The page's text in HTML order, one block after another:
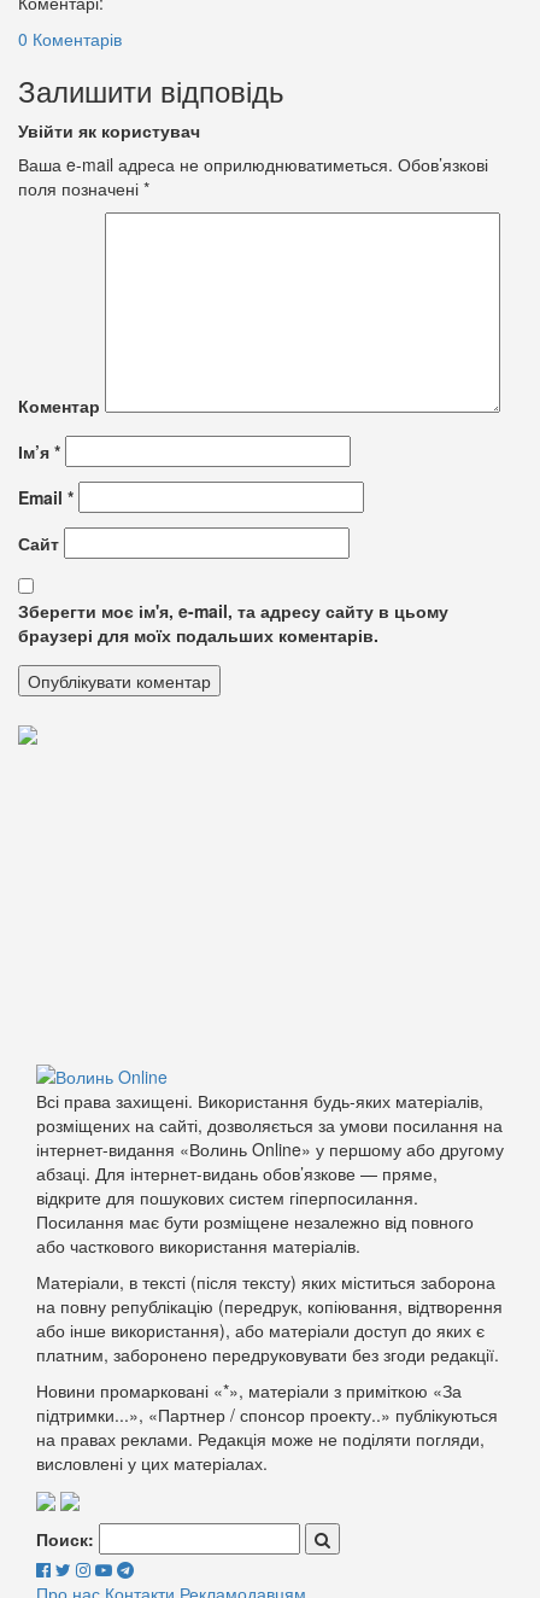
0 Коментарів
Залишити відповідь
Увійти як користувач
Ваша e-mail адреса не оприлюднюватиметься. Обов’язкові
поля позначені *
Коментар
Ім’я *
Email *
Сайт
Зберегти моє ім'я, e-mail, та адресу сайту в цьому
браузері для моїх подальших коментарів.
Всі права захищені. Використання будь-яких матеріалів,
розміщених на сайті, дозволяється за умови посилання на
інтернет-видання «Волинь Online» у першому або другому
абзаці. Для інтернет-видань обов’язкове — пряме,
відкрите для пошукових систем гіперпосилання.
Посилання має бути розміщене незалежно від повного
або часткового використання матеріалів.
Матеріали, в тексті (після тексту) яких міститься заборона
на повну републікацію (передрук, копіювання, відтворення
або інше використання), або матеріали доступ до яких є
платним, заборонено передруковувати без згоди редакції.
Новини промарковані «*», матеріали з приміткою «За
підтримки...», «Партнер / спонсор проекту..» публікуються
на правах реклами. Редакція може не поділяти погляди,
висловлені у цих матеріалах.
Поиск: